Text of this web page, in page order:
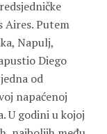
Aires. Putem
Napulj,
Diego
od
napaćenoj
U godini u kojoj